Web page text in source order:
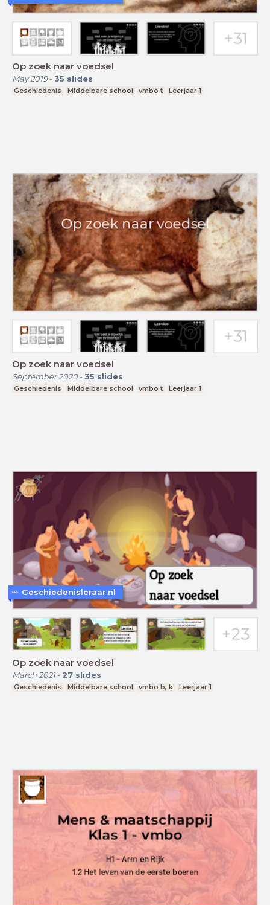
Op zoek naar voedsel
May 2019- 35 slides
Geschiedenis Middelbare school vmbo t Leerjaar 1
Op zoek naar voedsel
September 2020- 35 slides
Geschiedenis Middelbare school vmbo t Leerjaar 1
Op zoek naar voedsel
March 2021- 27 slides
Geschiedenis Middelbare school vmbo b, k Leerjaar 1
Geschiedenisleraar.nl